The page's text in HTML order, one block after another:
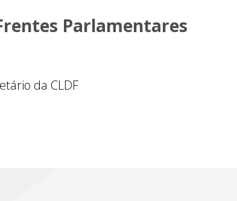
Parlamentares
da CLDF